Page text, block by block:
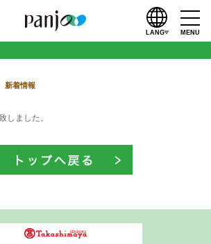
LANG MENU
新着情報
しました。